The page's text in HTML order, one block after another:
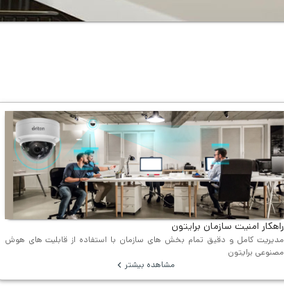
راهکار امنیت سازمان برایتون
مدیریت کامل و دقیق تمام بخش های سازمان با استفاده از قابلیت های هوش
مصنوعی برایتون
مشاهده بیشتر